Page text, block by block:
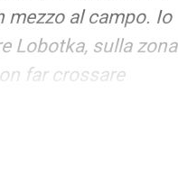
mezzo al campo. Io
Lobotka, sulla zona
far crossare